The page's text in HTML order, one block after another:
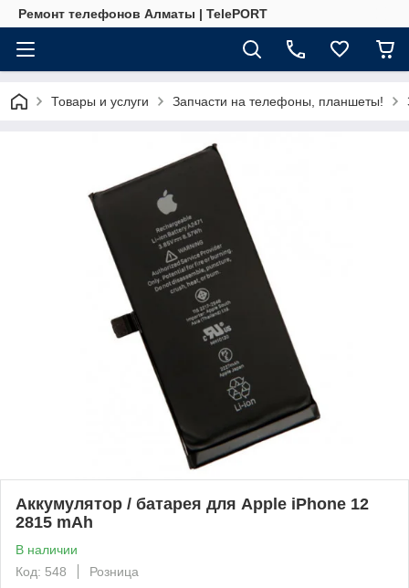
Ремонт телефонов Алматы | TelePORT
Товары и услуги Запчасти на телефоны, планшеты!
Аккумулятор / батарея для Apple iPhone 12
2815 mAh
В наличии
Код: 548
Розница